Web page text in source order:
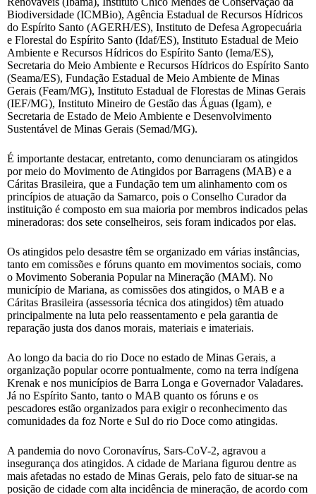
Biodiversidade (ICMBio), Agência Estadual de Recursos Hídricos
do Espírito Santo (AGERH/ES), Instituto de Defesa Agropecuária
e Florestal do Espírito Santo (Idaf/ES), Instituto Estadual de Meio
Ambiente e Recursos Hídricos do Espírito Santo (Iema/ES),
Secretaria do Meio Ambiente e Recursos Hídricos do Espírito Santo
(Seama/ES), Fundação Estadual de Meio Ambiente de Minas
Gerais (Feam/MG), Instituto Estadual de Florestas de Minas Gerais
(IEF/MG), Instituto Mineiro de Gestão das Águas (Igam), e
Secretaria de Estado de Meio Ambiente e Desenvolvimento
Sustentável de Minas Gerais (Semad/MG).
É importante destacar, entretanto, como denunciaram os atingidos
por meio do Movimento de Atingidos por Barragens (MAB) e a
Cáritas Brasileira, que a Fundação tem um alinhamento com os
princípios de atuação da Samarco, pois o Conselho Curador da
instituição é composto em sua maioria por membros indicados pelas
mineradoras: dos sete conselheiros, seis foram indicados por elas.
Os atingidos pelo desastre têm se organizado em várias instâncias,
tanto em comissões e fóruns quanto em movimentos sociais, como
o Movimento Soberania Popular na Mineração (MAM). No
município de Mariana, as comissões dos atingidos, o MAB e a
Cáritas Brasileira (assessoria técnica dos atingidos) têm atuado
principalmente na luta pelo reassentamento e pela garantia de
reparação justa dos danos morais, materiais e imateriais.
Ao longo da bacia do rio Doce no estado de Minas Gerais, a
organização popular ocorre pontualmente, como na terra indígena
Krenak e nos municípios de Barra Longa e Governador Valadares.
Já no Espírito Santo, tanto o MAB quanto os fóruns e os
pescadores estão organizados para exigir o reconhecimento das
comunidades da foz Norte e Sul do rio Doce como atingidas.
A pandemia do novo Coronavírus, Sars-CoV-2, agravou a
insegurança dos atingidos. A cidade de Mariana figurou dentre as
mais afetadas no estado de Minas Gerais, pelo fato de situar-se na
posição de cidade com alta incidência de mineração, de acordo com